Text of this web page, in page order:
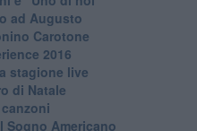
ad Augusto
Carotone
2016
stagione live
di Natale
Americano